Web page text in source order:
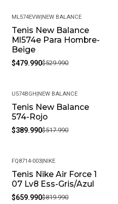
-9%
ML574EVW| NEW BALANCE
Tenis New Balance
Ml574e Para Hombre-
Beige
$479.990$529.990
-25%
U574BGH|NEW BALANCE
Tenis New Balance
574-Rojo
$389.990$517.990
-20%
FQ8714-003|NIKE
Tenis Nike Air Force 1
07 Lv8 Ess-Gris/Azul
$659.990$819.990